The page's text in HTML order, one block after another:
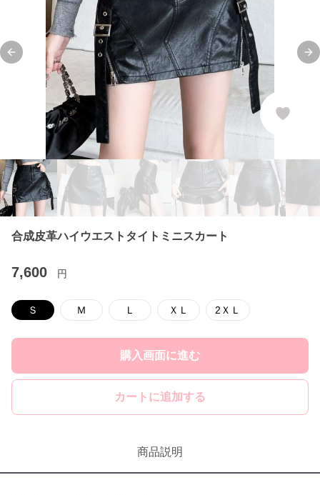
Previous slide
合成皮革ハイウエストタイトミニスカート
7,600 円
Ｓ Ｍ Ｌ ＸＬ 2ＸＬ
購入画面に進む
カートに追加する
商品説明